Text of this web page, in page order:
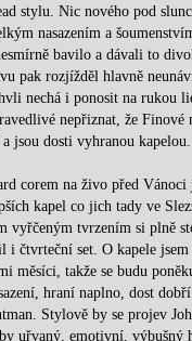
stylu. Nic nového pod
nasazením a
bavilo a dávali to
pak rozjížděl hlavně
nechá i ponosit na rukou
nepřiznat, že Finové
jsou dosti vyhranou kapelou.
corem na živo před Vánoci
kapel co jich tady ve
vyřčeným tvrzením si plně
i čtvrteční set. O kapele
měsíci, takže se budu
hraní naplno, dost
Stylově by se projev
uřvaný, emotivní, výbušný